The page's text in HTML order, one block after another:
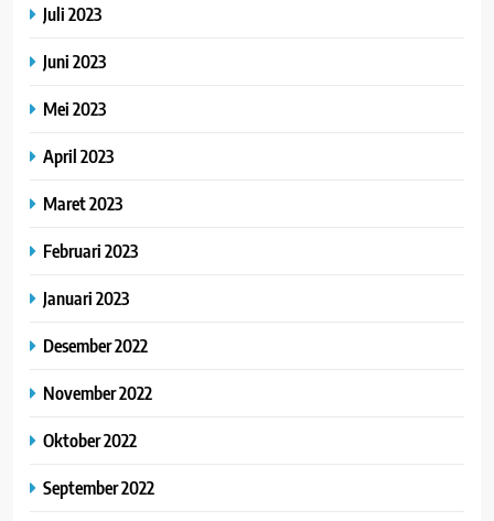
Juli 2023
Juni 2023
Mei 2023
April 2023
Maret 2023
Februari 2023
Januari 2023
Desember 2022
November 2022
Oktober 2022
September 2022